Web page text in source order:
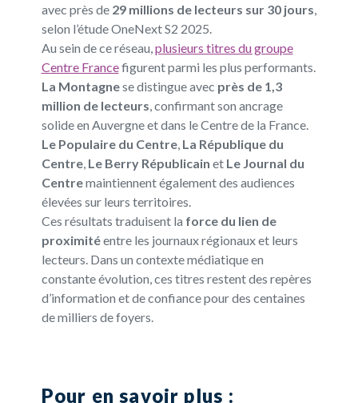
avec près de 29 millions de lecteurs sur 30 jours
selon l’étude OneNext S2 2025.
Au sein de ce réseau, plusieurs titres du groupe
Centre Francefigurent parmi les plus performants.
La Montagnese distingue avec près de 1,3
million de lecteurs , confirmant son ancrage
solide en Auvergne et dans le Centre de la France.
Le Populaire du Centre, La République du
Centre, Le Berry Républicain et Le Journal du
Centremaintiennent également des audiences
élevées sur leurs territoires.
Ces résultats traduisent la force du lien de
proximitéentre les journaux régionaux et leurs
lecteurs. Dans un contexte médiatique en
constante évolution, ces titres restent des repères
d’information et de confiance pour des centaines
de milliers de foyers.
Pour en savoir plus :